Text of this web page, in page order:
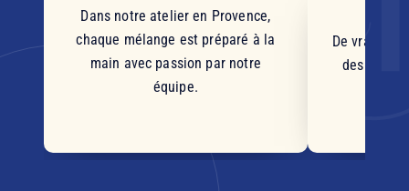
Dans notre atelier en Provence,
chaque mélange est préparé à la
main avec passion par notre
équipe.
De vrais
des